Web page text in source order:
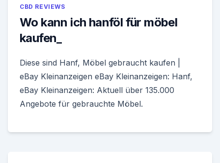
CBD REVIEWS
Wo kann ich hanföl für möbel
kaufen_
Diese sind Hanf, Möbel gebraucht kaufen |
eBay Kleinanzeigen eBay Kleinanzeigen: Hanf,
eBay Kleinanzeigen: Aktuell über 135.000
Angebote für gebrauchte Möbel.